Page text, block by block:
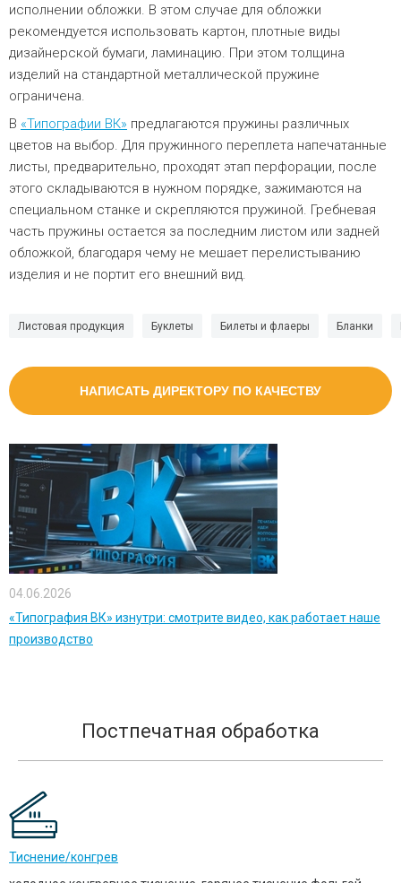
Листовая продукция Буклеты Билеты и флаеры Бланки
НАПИСАТЬ ДИРЕКТОРУ ПО КАЧЕСТВУ
04.06.2026
«Типография ВК» изнутри: смотрите видео, как работает наше
производство
исполнении обложки. В этом случае для обложки
рекомендуется использовать картон, плотные виды
дизайнерской бумаги, ламинацию. При этом толщина
изделий на стандартной металлической пружине
ограничена.
В «Типографии ВК» предлагаются пружины различных
цветов на выбор. Для пружинного переплета напечатанные
листы, предварительно, проходят этап перфорации, после
этого складываются в нужном порядке, зажимаются на
специальном станке и скрепляются пружиной. Гребневая
часть пружины остается за последним листом или задней
обложкой, благодаря чему не мешает перелистыванию
изделия и не портит его внешний вид.
Постпечатная обработка
Тиснение/конгрев